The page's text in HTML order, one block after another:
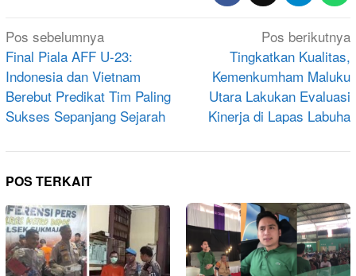
Navigasi
pos
Pos sebelumnya
Final Piala AFF U-23:
Indonesia dan Vietnam
Berebut Predikat Tim Paling
Sukses Sepanjang Sejarah
Pos berikutnya
Tingkatkan Kualitas,
Kemenkumham Maluku
Utara Lakukan Evaluasi
Kinerja di Lapas Labuha
POS TERKAIT